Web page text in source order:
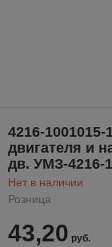
4216-
двигателя и
дв. УМЗ-
Нет в наличии
Розница
43,20 руб.